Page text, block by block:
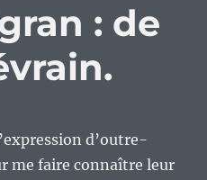
: de
d’outre-
me faire connaître leur